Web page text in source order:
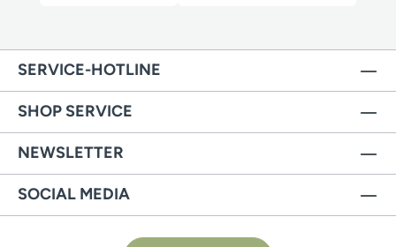
SERVICE-HOTLINE
SHOP SERVICE
NEWSLETTER
SOCIAL MEDIA